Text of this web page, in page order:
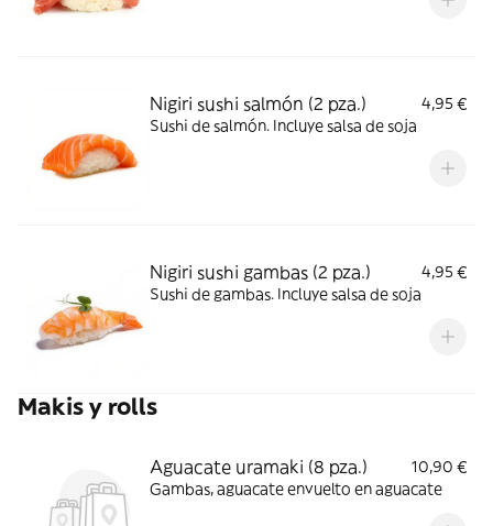
Nigiri sushi salmón (2 pza.)
4,95 €
Sushi de salmón. Incluye salsa de soja
Nigiri sushi gambas (2 pza.)
4,95 €
Sushi de gambas. Incluye salsa de soja
Makis y rolls
Aguacate uramaki (8 pza.)
10,90 €
Gambas, aguacate envuelto en aguacate